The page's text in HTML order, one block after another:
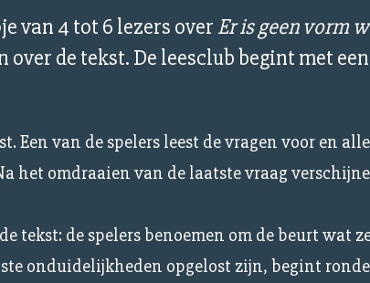
van 4 tot 6 lezers over Er is geen vorm
de tekst. De leesclub begint met
Een van de spelers leest de vragen voor en
het omdraaien van de laatste vraag
tekst: de spelers benoemen om de beurt wat
onduidelijkheden opgelost zijn, begint